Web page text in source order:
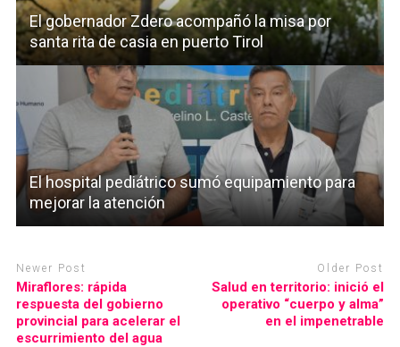
El gobernador Zdero acompañó la misa por
santa rita de casia en puerto Tirol
El hospital pediátrico sumó equipamiento para
mejorar la atención
Newer Post
Miraflores: rápida
respuesta del gobierno
provincial para acelerar el
escurrimiento del agua
Older Post
Salud en territorio: inició el
operativo “cuerpo y alma”
en el impenetrable